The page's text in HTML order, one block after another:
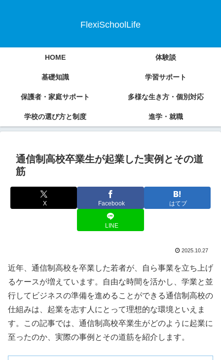
FlexiSchoolLife
HOME 体験談
基礎知識 学習サポート
保護者・家庭サポート 多様な生き方・個別対応
学校の選び方と制度 進学・就職
通信制高校卒業生が起業した実例とその道
筋
X Facebook はてブ
LINE
2025.10.27
近年、通信制高校を卒業した若者が、自ら事業を立ち上げ
るケースが増えています。自由な時間を活かし、学業と並
行してビジネスの準備を進めることができる通信制高校の
仕組みは、起業を志す人にとって理想的な環境といえま
す。この記事では、通信制高校卒業生がどのように起業に
至ったのか、実際の事例とその道筋を紹介します。